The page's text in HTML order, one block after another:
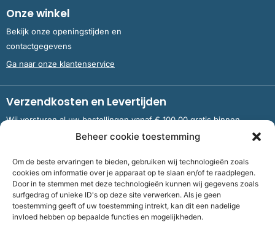
Beheer cookie toestemming
Om de beste ervaringen te bieden, gebruiken wij technologieën zoals
cookies om informatie over je apparaat op te slaan en/of te raadplegen.
Door in te stemmen met deze technologieën kunnen wij gegevens zoals
surfgedrag of unieke ID's op deze site verwerken. Als je geen
toestemming geeft of uw toestemming intrekt, kan dit een nadelige
invloed hebben op bepaalde functies en mogelijkheden.
Onze winkel
Bekijk onze openingstijden en
contactgegevens
Ga naar onze klantenservice
Verzendkosten en Levertijden
Wij versturen al uw bestellingen vanaf € 100,00 gratis binnen
Nederland en België.
Meer informatie over verzendkosten en levertijden
Bank NL09 RABO 0326 5083 92 ten name van Stichting OddFellows